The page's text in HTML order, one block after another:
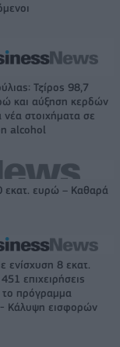
Τζίρος 98,7
και αύξηση κερδών
στοιχήματα σε
alcohol
εκατ. ευρώ – Καθαρά
ενίσχυση 8 εκατ.
επιχειρήσεις
το πρόγραμμα
Κάλυψη εισφορών